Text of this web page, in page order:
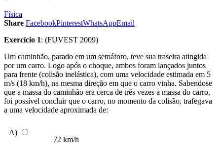
Física
Share FacebookPinterestWhatsAppEmail
Exercício 1: (FUVEST 2009)
Um caminhão, parado em um semáforo, teve sua traseira atingida
por um carro. Logo após o choque, ambos foram lançados juntos
para frente (colisão inelástica), com uma velocidade estimada em 5
m/s (18 km/h), na mesma direção em que o carro vinha. Sabendose
que a massa do caminhão era cerca de três vezes a massa do carro,
foi possível concluir que o carro, no momento da colisão, trafegava
a uma velocidade aproximada de:
A)
72 km/h